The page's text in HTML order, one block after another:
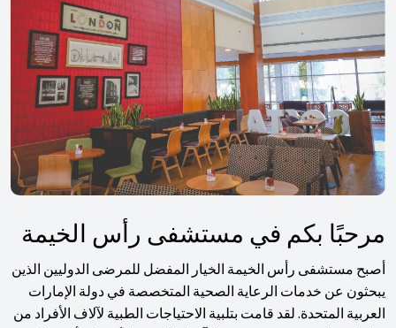
مرحبًا بكم في مستشفى رأس الخيمة
أصبح مستشفى رأس الخيمة الخيار المفضل للمرضى الدوليين الذين
يبحثون عن خدمات الرعاية الصحية المتخصصة في دولة الإمارات
العربية المتحدة. لقد قامت بتلبية الاحتياجات الطبية لآلاف الأفراد من